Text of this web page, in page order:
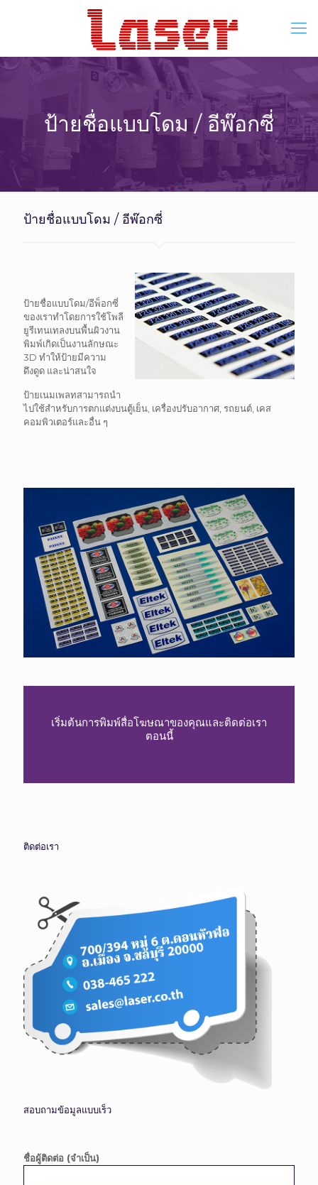
ป้ายชื่อแบบโดม / อีพ๊อกซี่
ป้ายชื่อแบบโดม / อีพ๊อกซี่
ป้ายชื่อแบบโดม/อีพ็อกซี่
ของเราทำโดยการใช้โพลี
ยูรีเทนเทลงบนพื้นผิวงาน
พิมพ์เกิดเป็นงานลักษณะ
3D ทำให้ป้ายมีความ
ดึงดูด และน่าสนใจ
ป้ายเนมเพลทสามารถนำ
ไปใช้สำหรับการตกแต่งบนตู้เย็น, เครื่องปรับอากาศ, รถยนต์, เคส
คอมพิวเตอร์และอื่น ๆ
เริ่มต้นการพิมพ์สื่อโฆษณาของคุณและติดต่อเรา
ตอนนี้
ติดต่อเรา
สอบถามข้อมูลแบบเร็ว
ชื่อผู้ติดต่อ (จำเป็น)